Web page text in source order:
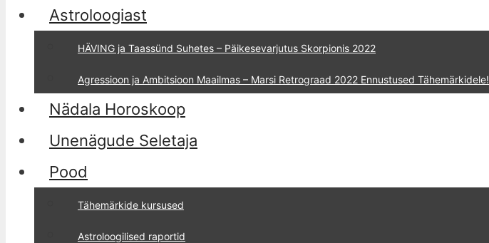
Astroloogiast
HÄVING ja Taassünd Suhetes – Päikesevarjutus Skorpionis 2022
Agressioon ja Ambitsioon Maailmas – Marsi Retrograad 2022 Ennustused Tähemärkidele!
Nädala Horoskoop
Unenägude Seletaja
Pood
Tähemärkide kursused
Astroloogilised raportid